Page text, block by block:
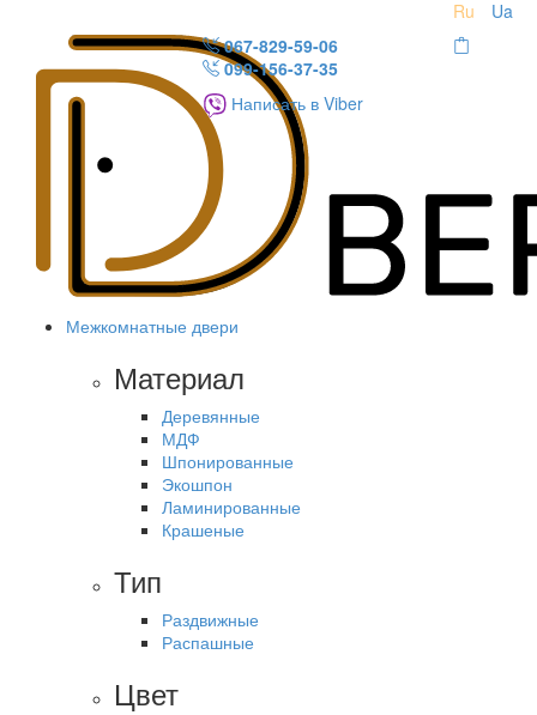
Ru
Ua
067-829-59-06
099-156-37-35
Написать в Viber
Межкомнатные двери
Материал
Деревянные
МДФ
Шпонированные
Экошпон
Ламинированные
Крашеные
Тип
Раздвижные
Распашные
Цвет